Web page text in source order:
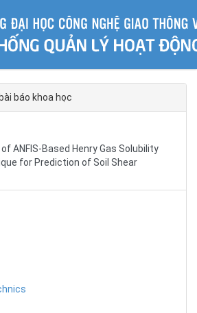
báo khoa học
ANFIS-Based Henry Gas Solubility
for Prediction of Soil Shear